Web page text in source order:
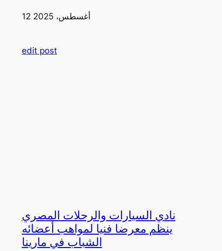
12 أغسطس، 2025
edit post
نادي السيارات والرحلات المصري
ينظم معرضا فنيا لمواهب أعضائه
الشباب في مارينا